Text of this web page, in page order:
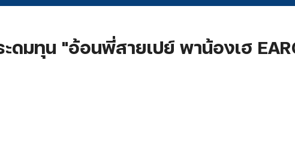
ะดมทุน "อ้อนพี่สายเปย์ พาน้องเฮ